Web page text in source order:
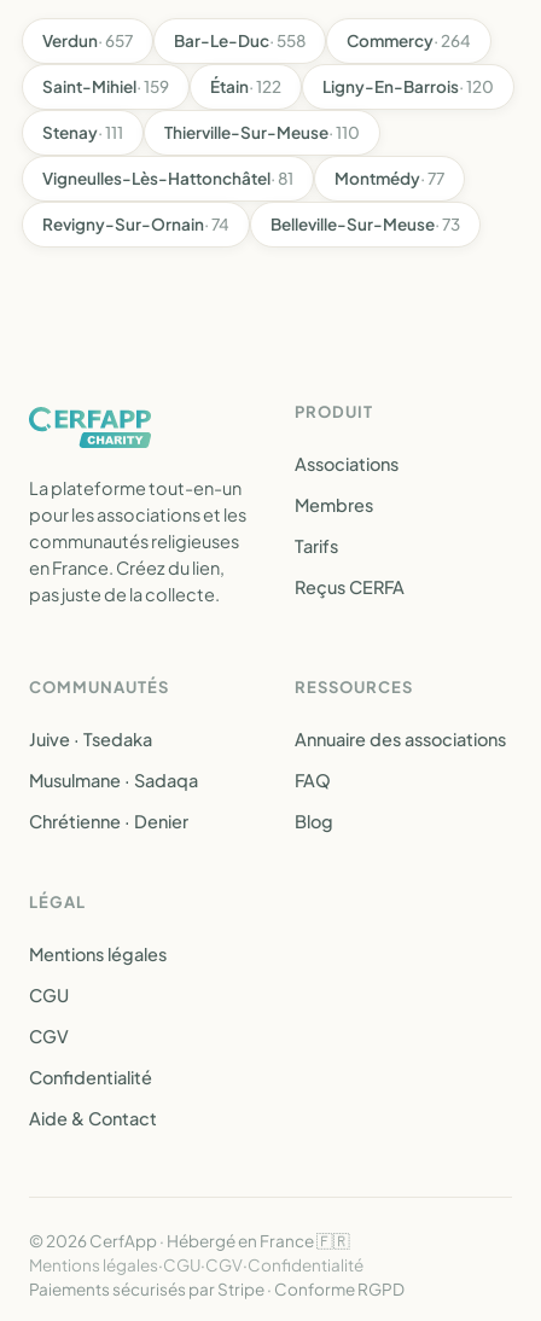
Verdun· 657 Bar-Le-Duc· 558 Commercy· 264
Saint-Mihiel· 159 Étain· 122 Ligny-En-Barrois· 120
Stenay· 111 Thierville-Sur-Meuse· 110
Vigneulles-Lès-Hattonchâtel· 81 Montmédy· 77
Revigny-Sur-Ornain· 74 Belleville-Sur-Meuse· 73
La plateforme tout-en-un
pour les associations et les
communautés religieuses
en France. Créez du lien,
pas juste de la collecte.
PRODUIT
Associations
Membres
Tarifs
Reçus CERFA
COMMUNAUTÉS
Juive · Tsedaka
Musulmane · Sadaqa
Chrétienne · Denier
RESSOURCES
Annuaire des associations
FAQ
Blog
LÉGAL
Mentions légales
CGU
CGV
Confidentialité
Aide & Contact
© 2026 CerfApp · Hébergé en France 🇫🇷
Mentions légales·CGU·CGV·Confidentialité
Paiements sécurisés par Stripe · Conforme RGPD